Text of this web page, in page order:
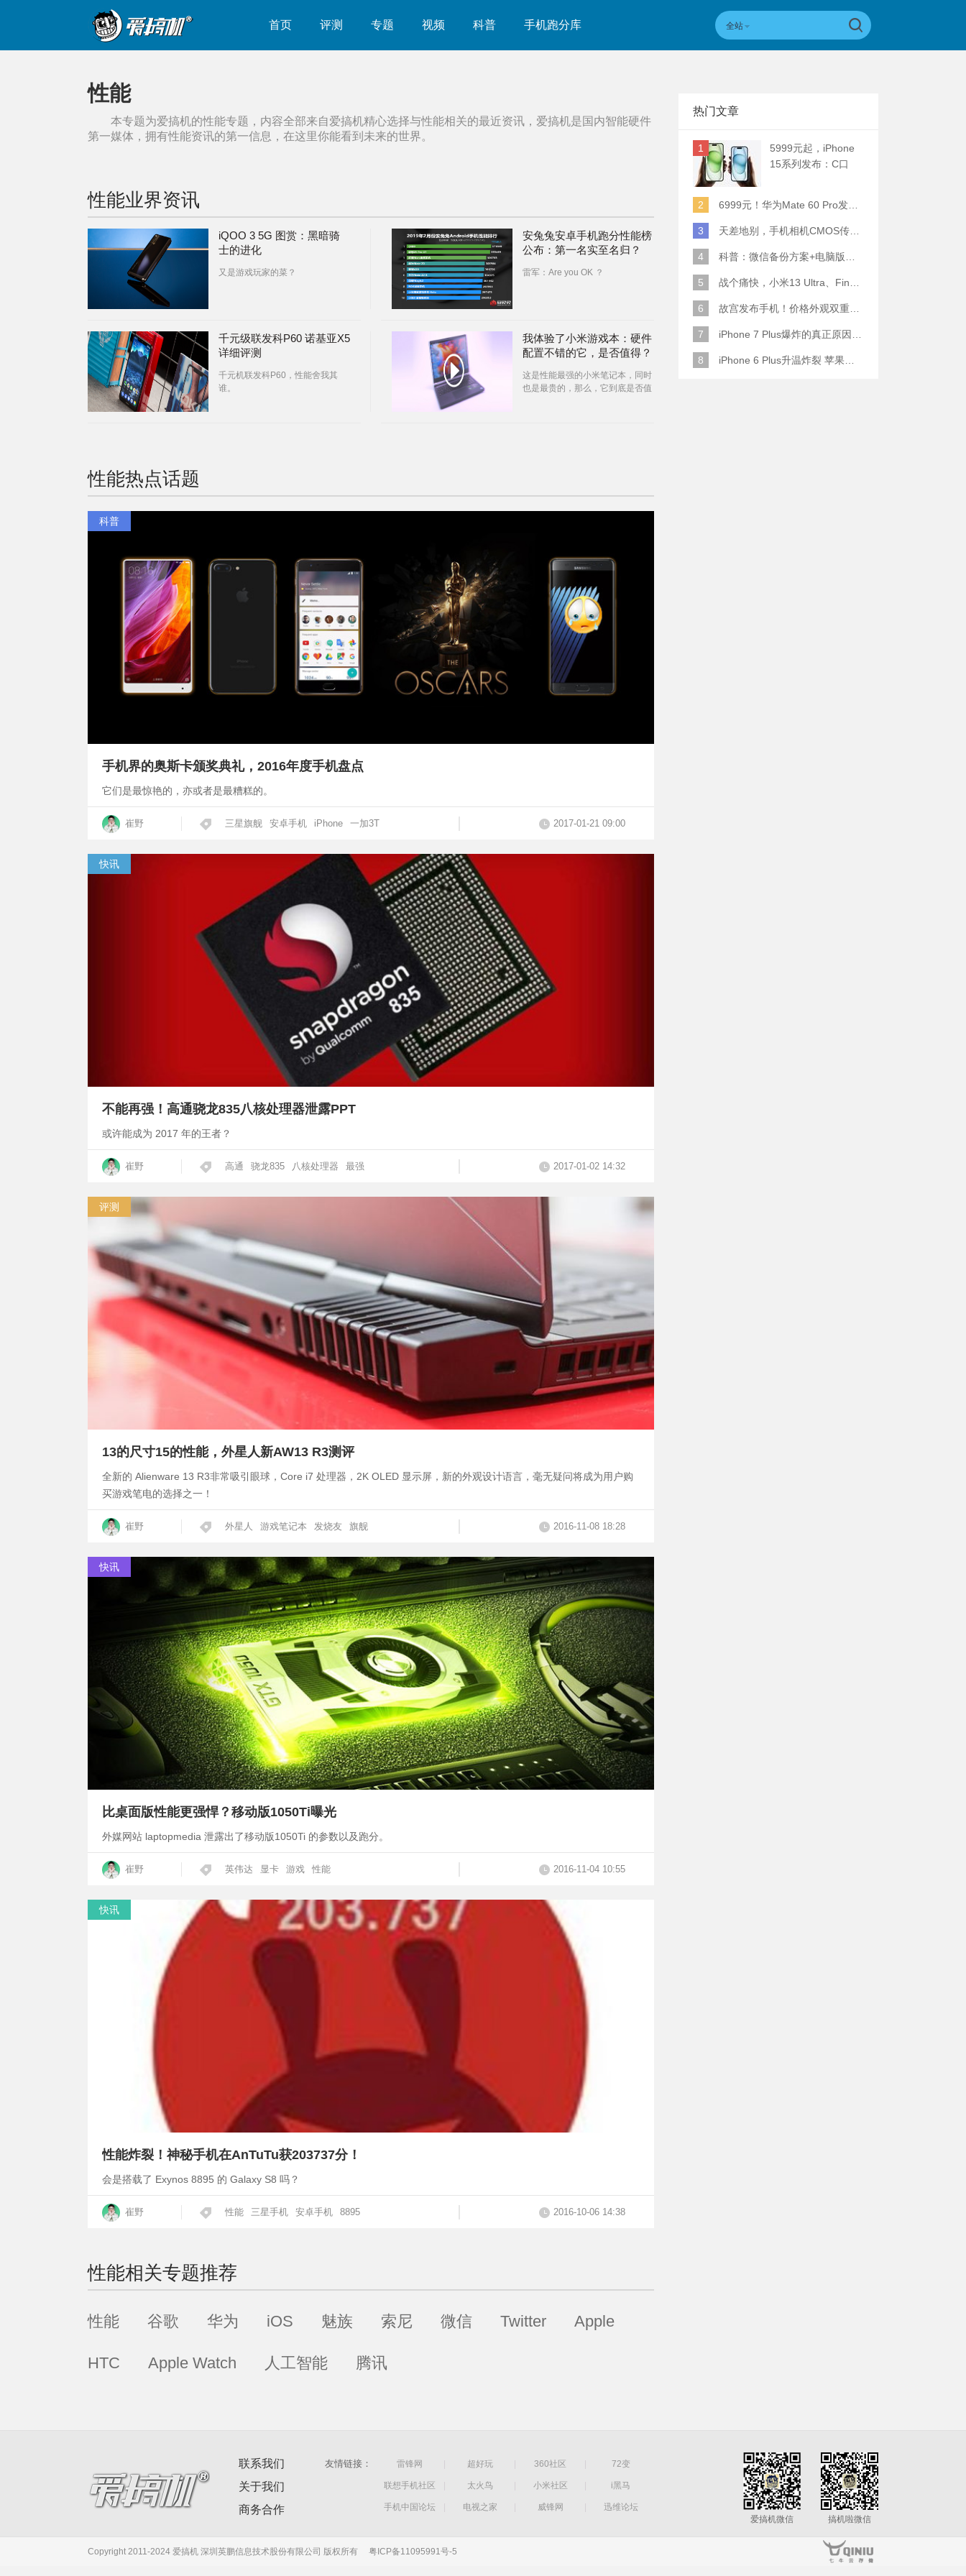
首页 评测 专题 视频 科普 手机跑分库 全站
性能
本专题为爱搞机的性能专题，内容全部来自爱搞机精心选择与性能相关的最近资讯，爱搞机是国内智能硬件
第一媒体，拥有性能资讯的第一信息，在这里你能看到未来的世界。
性能业界资讯
iQOO 3 5G 图赏：黑暗骑
士的进化
又是游戏玩家的菜？
安兔兔安卓手机跑分性能榜
公布：第一名实至名归？
雷军：Are you OK ？
千元级联发科P60 诺基亚X5
详细评测
千元机联发科P60，性能舍我其
谁。
我体验了小米游戏本：硬件
配置不错的它，是否值得？
这是性能最强的小米笔记本，同时
也是最贵的，那么，它到底是否值
性能热点话题
科普
手机界的奥斯卡颁奖典礼，2016年度手机盘点
它们是最惊艳的，亦或者是最糟糕的。
崔野 三星旗舰 安卓手机 iPhone 一加3T 2017-01-21 09:00
快讯
不能再强！高通骁龙835八核处理器泄露PPT
或许能成为 2017 年的王者？
崔野 高通 骁龙835 八核处理器 最强 2017-01-02 14:32
评测
13的尺寸15的性能，外星人新AW13 R3测评
全新的 Alienware 13 R3非常吸引眼球，Core i7 处理器，2K OLED 显示屏，新的外观设计语言，毫无疑问将成为用户购
买游戏笔电的选择之一！
崔野 外星人 游戏笔记本 发烧友 旗舰 2016-11-08 18:28
快讯
比桌面版性能更强悍？移动版1050Ti曝光
外媒网站 laptopmedia 泄露出了移动版1050Ti 的参数以及跑分。
崔野 英伟达 显卡 游戏 性能 2016-11-04 10:55
快讯
性能炸裂！神秘手机在AnTuTu获203737分！
会是搭载了 Exynos 8895 的 Galaxy S8 吗？
崔野 性能 三星手机 安卓手机 8895 2016-10-06 14:38
性能相关专题推荐
性能 谷歌 华为 iOS 魅族 索尼 微信 Twitter Apple
HTC Apple Watch 人工智能 腾讯
热门文章
1
5999元起，iPhone
15系列发布：C口
2
6999元！华为Mate 60 Pro发布：麒麟9000S+卫星通话 (附初步跑分)
3 天差地别，手机相机CMOS传感器实际面积对比
4 科普：微信备份方案+电脑版丢失数据恢复指南
5 战个痛快，小米13 Ultra、Find X6 Pro、vivo X90 Pro+、小米12SU拍照横评
6 故宫发布手机！价格外观双重逆天！
7 iPhone 7 Plus爆炸的真正原因原来是这样
8 iPhone 6 Plus升温炸裂 苹果赔了一部全新的
联系我们
关于我们
商务合作
友情链接： 雷锋网 超好玩 360社区 72变
联想手机社区 太火鸟 小米社区 i黑马
手机中国论坛 电视之家 威锋网
迅维论坛
爱搞机微信
搞机啦微信
Copyright 2011-2024 爱搞机 深圳英鹏信息技术股份有限公司 版权所有 粤ICP备11095991号-5